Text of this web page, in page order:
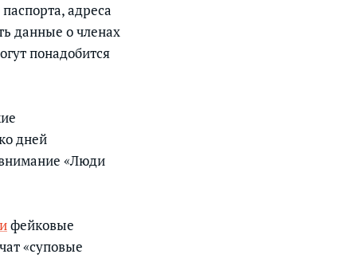
адреса
данные о членах
понадобится
дней
«Люди
фейковые
«суповые